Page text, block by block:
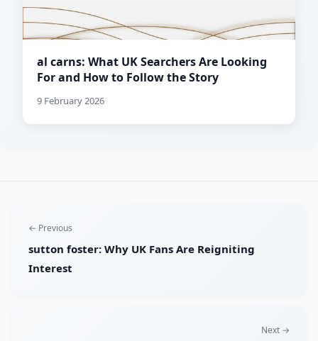
al carns: What UK Searchers Are Looking
For and How to Follow the Story
9 February 2026
← Previous
sutton foster: Why UK Fans Are Reigniting
Interest
Next →